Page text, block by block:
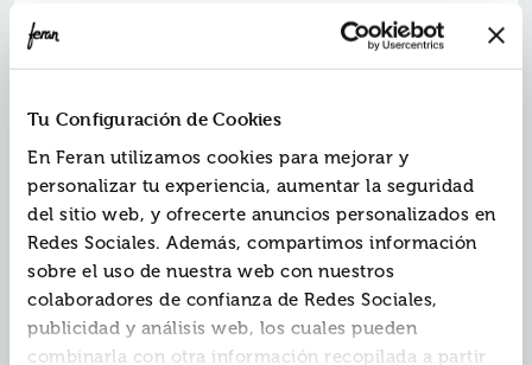
Tu Configuración de Cookies
En Feran utilizamos cookies para mejorar y
personalizar tu experiencia, aumentar la seguridad
del sitio web, y ofrecerte anuncios personalizados en
Redes Sociales. Además, compartimos información
sobre el uso de nuestra web con nuestros
colaboradores de confianza de Redes Sociales,
publicidad y análisis web, los cuales pueden
combinarla con otra información recopilada a partir
Godofredo y Pascualino El arca de Noé: dos series
que sembraron la semilla del genio de Francisco
infancia de todo un país, en la línea de libros
similares comoLos 200 primeros casos de Mortadelo
y Filemón
, que nos ofrece una perspectiva única de
la vida y obra del maestro Francisco Ibáñez.
Estas dos series de los comienzos del maestro, que
suman menos de 300 páginas juntas, pueden
considerarse fundacionales, ya que los gags y las
dinámicas que aquí ensaya Ibáñez, se ven después
replicadas en otras de sus obras.
Godofredo y Pascualino viven del deporte finotiene